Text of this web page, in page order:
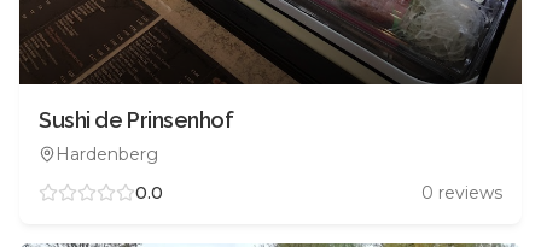
Sushi de Prinsenhof
Hardenberg
0.0
0 reviews